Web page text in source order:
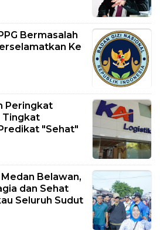
Bermasalah
Ke
Peringkat
Tingkat
"Sehat"
Belawan,
dan Sehat
Seluruh Sudut